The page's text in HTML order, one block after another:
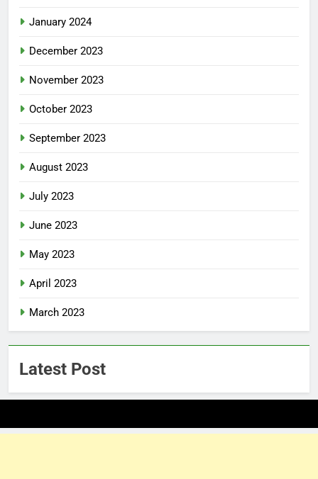
January 2024
December 2023
November 2023
October 2023
September 2023
August 2023
July 2023
June 2023
May 2023
April 2023
March 2023
Latest Post